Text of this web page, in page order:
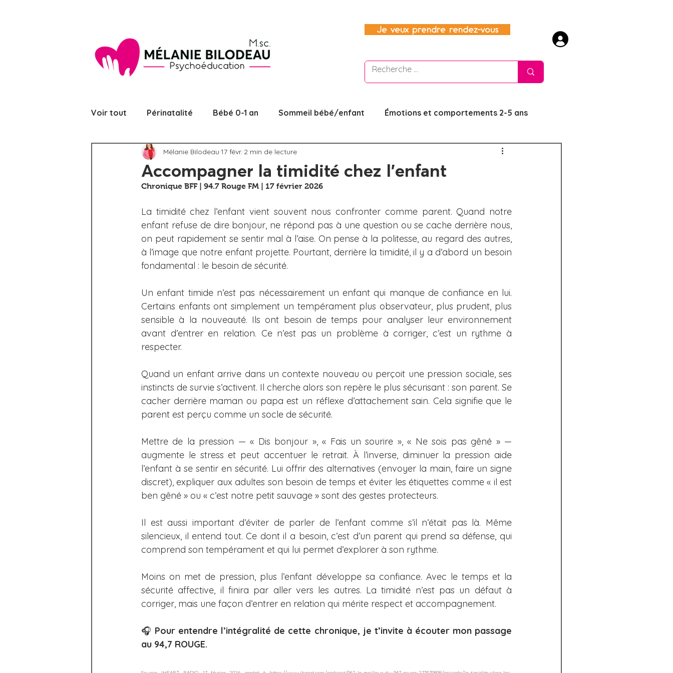
Je veux prendre rendez-vous
Voir tout Périnatalité Bébé 0-1 an Sommeil bébé/enfant Émotions et comportements 2-5 ans
Alimentation Coparentalité/couple Être parent
Confiance et estime de soi enfant
Scolaire Temps des fêtes Balados Salut Bonjour - chroniques
Entrevues médias/actualité Articles et collabos
Europe (entrevues, podcasts)
Accompagner la timidité chez l'enfant
Mélanie Bilodeau 17 févr. 2 min de lecture
Chronique BFF | 94.7 Rouge FM | 17 février 2026
La timidité chez l’enfant vient souvent nous confronter comme parent. Quand notre
enfant refuse de dire bonjour, ne répond pas à une question ou se cache derrière nous,
on peut rapidement se sentir mal à l’aise. On pense à la politesse, au regard des autres,
à l’image que notre enfant projette. Pourtant, derrière la timidité, il y a d’abord un besoin
fondamental : le besoin de sécurité.
Un enfant timide n’est pas nécessairement un enfant qui manque de confiance en lui.
Certains enfants ont simplement un tempérament plus observateur, plus prudent, plus
sensible à la nouveauté. Ils ont besoin de temps pour analyser leur environnement
avant d’entrer en relation. Ce n’est pas un problème à corriger, c’est un rythme à
respecter.
Quand un enfant arrive dans un contexte nouveau ou perçoit une pression sociale, ses
instincts de survie s’activent. Il cherche alors son repère le plus sécurisant : son parent. Se
cacher derrière maman ou papa est un réflexe d’attachement sain. Cela signifie que le
parent est perçu comme un socle de sécurité.
Mettre de la pression — « Dis bonjour », « Fais un sourire », « Ne sois pas gêné » —
augmente le stress et peut accentuer le retrait. À l’inverse, diminuer la pression aide
l’enfant à se sentir en sécurité. Lui offrir des alternatives (envoyer la main, faire un signe
discret), expliquer aux adultes son besoin de temps et éviter les étiquettes comme « il est
ben gêné » ou « c’est notre petit sauvage » sont des gestes protecteurs.
Il est aussi important d’éviter de parler de l’enfant comme s’il n’était pas là. Même
silencieux, il entend tout. Ce dont il a besoin, c’est d’un parent qui prend sa défense, qui
comprend son tempérament et qui lui permet d’explorer à son rythme.
Moins on met de pression, plus l’enfant développe sa confiance. Avec le temps et la
sécurité affective, il finira par aller vers les autres. La timidité n’est pas un défaut à
corriger, mais une façon d’entrer en relation qui mérite respect et accompagnement.
🎧 Pour entendre l’intégralité de cette chronique, je t’invite à écouter mon passage
au 94,7 ROUGE.